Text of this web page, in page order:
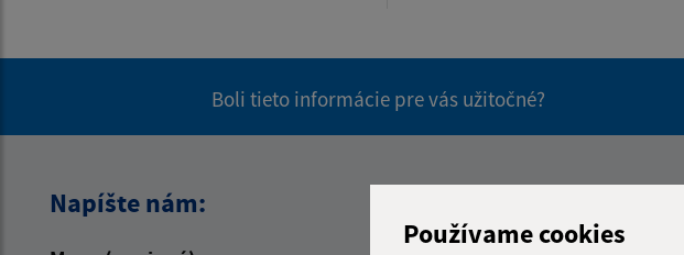
Používame cookies
Boli tieto informácie pre vás užitočné?
Napíšte nám: